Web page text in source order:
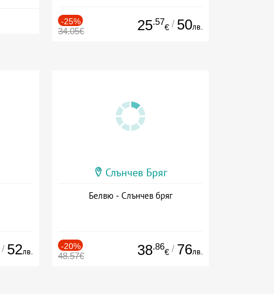
-25%
34.05€ 25.57
€ / 50лв.
/ 52лв.
Слънчев Бряг
Белвю - Слънчев бряг
-20%
48.57€ 38.86
€ / 76лв.